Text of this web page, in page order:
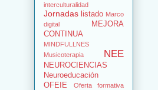
interculturalidad
Jornadas listado Marco
digital
MEJORA
CONTINUA
MINDFULLNES
Musicoterapia
NEE
NEUROCIENCIAS
Neuroeducación
OFEIE
Oferta formativa